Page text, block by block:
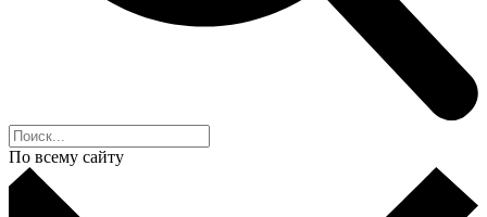
По всему сайту